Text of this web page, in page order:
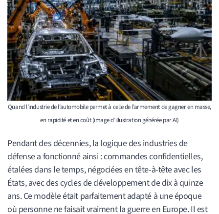
Quand l’industrie de l’automobile permet à celle de l’armement de gagner en masse,
en rapidité et en coût (image d’illustration générée par AI)
Pendant des décennies, la logique des industries de
défense a fonctionné ainsi : commandes confidentielles,
étalées dans le temps, négociées en tête-à-tête avec les
États, avec des cycles de développement de dix à quinze
ans. Ce modèle était parfaitement adapté à une époque
où personne ne faisait vraiment la guerre en Europe. Il est